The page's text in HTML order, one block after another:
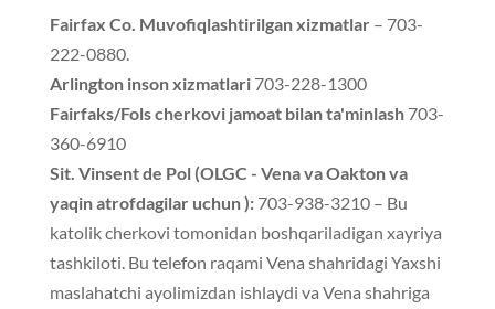
Fairfax Co. Muvofiqlashtirilgan xizmatlar– 703-
222-0880.
Arlington inson xizmatlari 703-228-1300
Fairfaks/Fols cherkovi jamoat bilan ta'minlash 703-
360-6910
Sit. Vinsent de Pol (OLGC - Vena va Oakton va
yaqin atrofdagilar uchun ): 703-938-3210 – Bu
katolik cherkovi tomonidan boshqariladigan xayriya
tashkiloti. Bu telefon raqami Vena shahridagi Yaxshi
maslahatchi ayolimizdan ishlaydi va Vena shahriga